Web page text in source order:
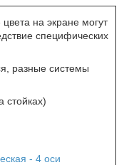
на экране могут
специфических
разные системы
стойках)
- 4 оси